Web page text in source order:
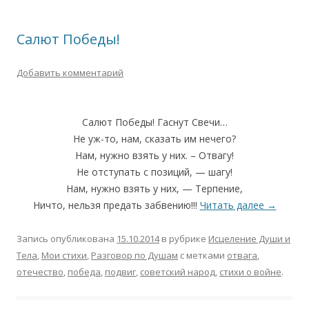
Салют Победы!
Добавить комментарий
Салют Победы! Гаснут Свечи…
Не уж-то, нам, сказать им нечего?
Нам, нужно взять у них. – Отвагу!
Не отступать с позиций, — шагу!
Нам, нужно взять у них, — Терпение,
Ничто, нельзя предать забвению!!! Читать далее →
Запись опубликована 15.10.2014в рубрике Исцеление Души и
Тела, Мои стихи, Разговор по Душам с метками отвага,
отечество, победа, подвиг, советский народ, стихи о войне.